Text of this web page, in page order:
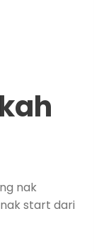
nak
start dari